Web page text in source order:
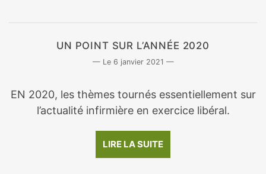
UN POINT SUR L’ANNÉE 2020
6 janvier 2021
EN 2020, les thèmes tournés essentiellement sur
l’actualité infirmière en exercice libéral.
LIRE LA SUITE